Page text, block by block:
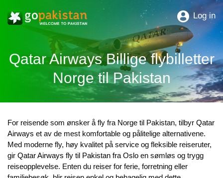
Log in
Qatar Airways Billige flybilletter
Norge til Pakistan
For reisende som ønsker å fly fra Norge til Pakistan, tilbyr Qatar
Airways et av de mest komfortable og pålitelige alternativene.
Med moderne fly, høy kvalitet på service og fleksible reiseruter,
gir Qatar Airways fly til Pakistan fra Oslo en sømløs og trygg
reiseopplevelse. Enten du reiser for ferie, forretning eller